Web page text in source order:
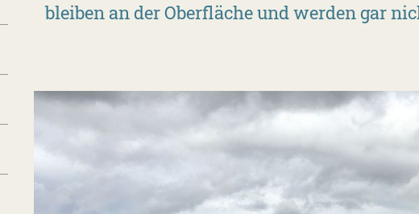
bleiben an der Oberfläche und werden gar